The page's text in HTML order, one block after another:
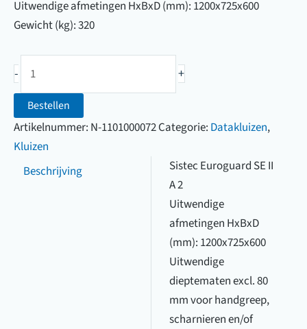
Uitwendige afmetingen HxBxD (mm): 1200x725x600
Gewicht (kg): 320
-
Euroguard
SE
II
A
aantal
+
Bestellen
Artikelnummer: N-1101000072Categorie: Datakluizen,
Kluizen
Beschrijving
Sistec Euroguard SE II
A 2
Uitwendige
afmetingen HxBxD
(mm): 1200x725x600
Uitwendige
dieptematen excl. 80
mm voor handgreep,
scharnieren en/of